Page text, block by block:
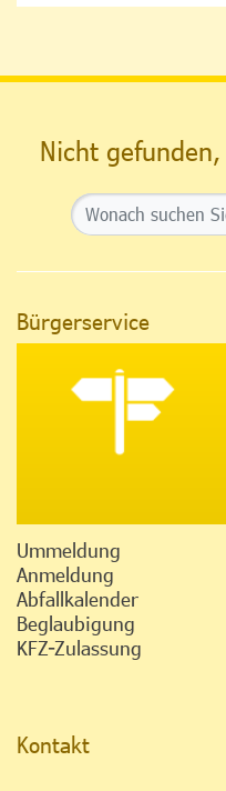
Nicht
Bürgerservice
Ummeldung
Anmeldung
Abfallkalender
Beglaubigung
KFZ-Zulassung
Kontakt